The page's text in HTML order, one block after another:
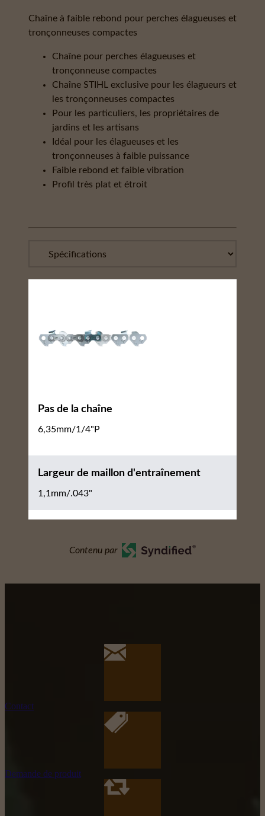
Chaîne à faible rebond pour perches élagueuses et
tronçonneuses compactes
Chaîne pour perches élagueuses et
tronçonneuse compactes
Chaîne STIHL exclusive pour les élagueurs et
les tronçonneuses compactes
Pour les particuliers, les propriétaires de
jardins et les artisans
Idéal pour les élagueuses et les
tronçonneuses à faible puissance
Faible rebond et faible vibration
Profil très plat et étroit
Pas de la chaîne
6,35mm/1/4"P
Largeur de maillon d'entraînement
1,1mm/.043"
Contenu par
Contact
Demande de produit